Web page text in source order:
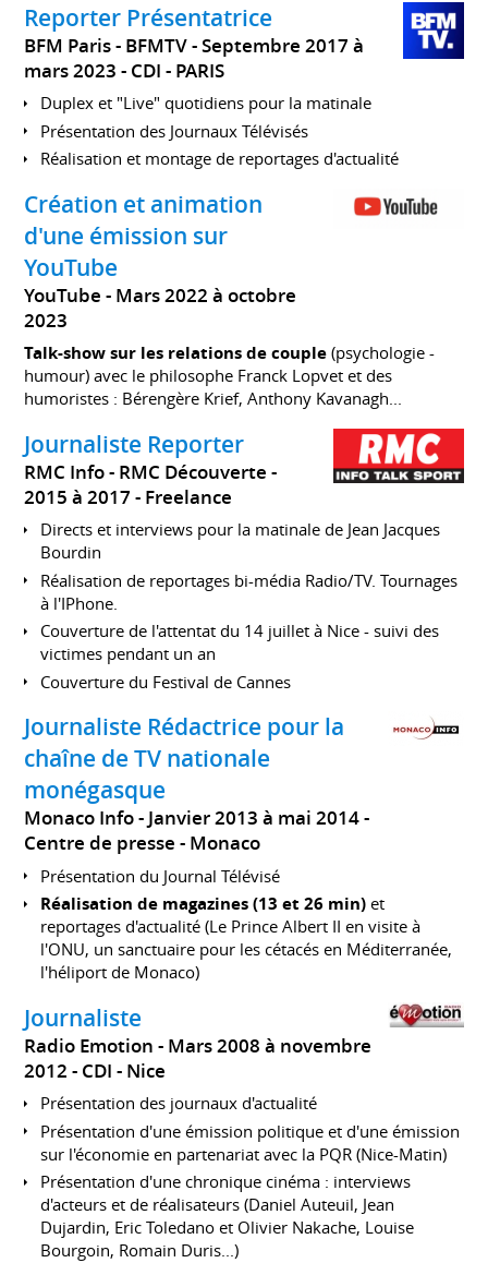
Reporter Présentatrice
BFM Paris - BFMTV
Septembre 2017 à
mars 2023 CDI PARIS
Duplex et "Live" quotidiens pour la matinale
Présentation des Journaux Télévisés
Réalisation et montage de reportages d'actualité
Création et animation
d'une émission sur
YouTube
YouTube
Mars 2022 à octobre
2023
Talk-show sur les relations de couple (psychologie -
humour) avec le philosophe Franck Lopvet et des
humoristes : Bérengère Krief, Anthony Kavanagh...
Journaliste Reporter
RMC Info - RMC Découverte
2015 à 2017 Freelance
Directs et interviews pour la matinale de Jean Jacques
Bourdin
Réalisation de reportages bi-média Radio/TV. Tournages
à l'IPhone.
Couverture de l'attentat du 14 juillet à Nice - suivi des
victimes pendant un an
Couverture du Festival de Cannes
Journaliste Rédactrice pour la
chaîne de TV nationale
monégasque
Monaco Info
Janvier 2013 à mai 2014
Centre de presse
Monaco
Présentation du Journal Télévisé
Réalisation de magazines (13 et 26 min) et
reportages d'actualité (Le Prince Albert II en visite à
l'ONU, un sanctuaire pour les cétacés en Méditerranée,
l'héliport de Monaco)
Journaliste
Radio Emotion
Mars 2008 à novembre
2012 CDI Nice
Présentation des journaux d'actualité
Présentation d'une émission politique et d'une émission
sur l'économie en partenariat avec la PQR (Nice-Matin)
Présentation d'une chronique cinéma : interviews
d'acteurs et de réalisateurs (Daniel Auteuil, Jean
Dujardin, Eric Toledano et Olivier Nakache, Louise
Bourgoin, Romain Duris...)